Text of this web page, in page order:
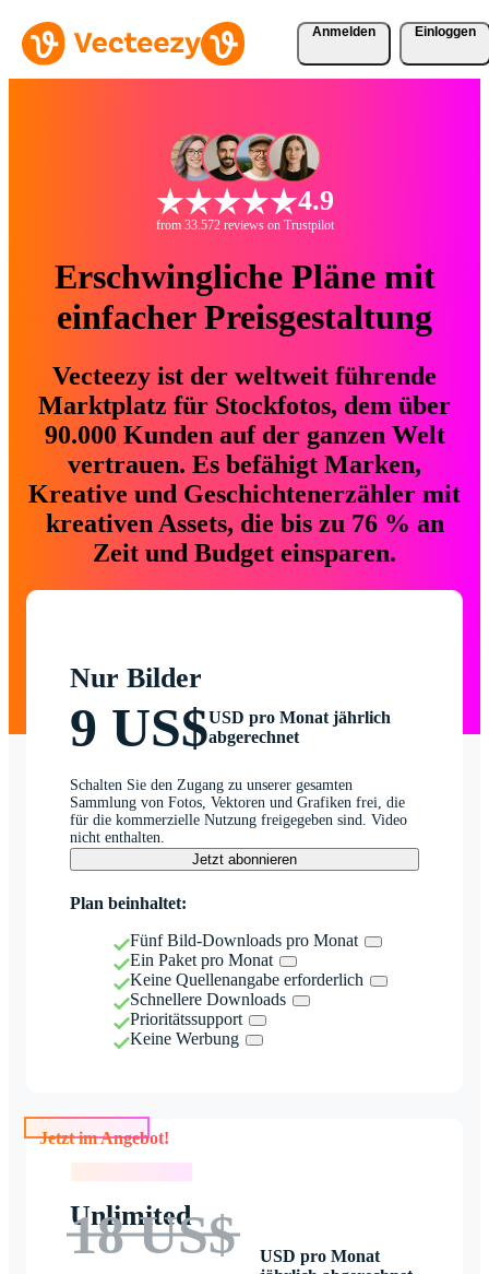
Anmelden Einloggen
4.9
from 33.572 reviews on Trustpilot
Erschwingliche Pläne mit
einfacher Preisgestaltung
Vecteezy ist der weltweit führende
Marktplatz für Stockfotos, dem über
90.000 Kunden auf der ganzen Welt
vertrauen. Es befähigt Marken,
Kreative und Geschichtenerzähler mit
kreativen Assets, die bis zu 76 % an
Zeit und Budget einsparen.
Nur Bilder
9 US$USD pro Monat jährlich
abgerechnet
Schalten Sie den Zugang zu unserer gesamten
Sammlung von Fotos, Vektoren und Grafiken frei, die
für die kommerzielle Nutzung freigegeben sind. Video
nicht enthalten.
Jetzt abonnieren
Plan beinhaltet:
Fünf Bild-Downloads pro Monat
Ein Paket pro Monat
Keine Quellenangabe erforderlich
Schnellere Downloads
Prioritätssupport
Keine Werbung
Jetzt im Angebot!
Unlimited
18 US$
USD pro Monat